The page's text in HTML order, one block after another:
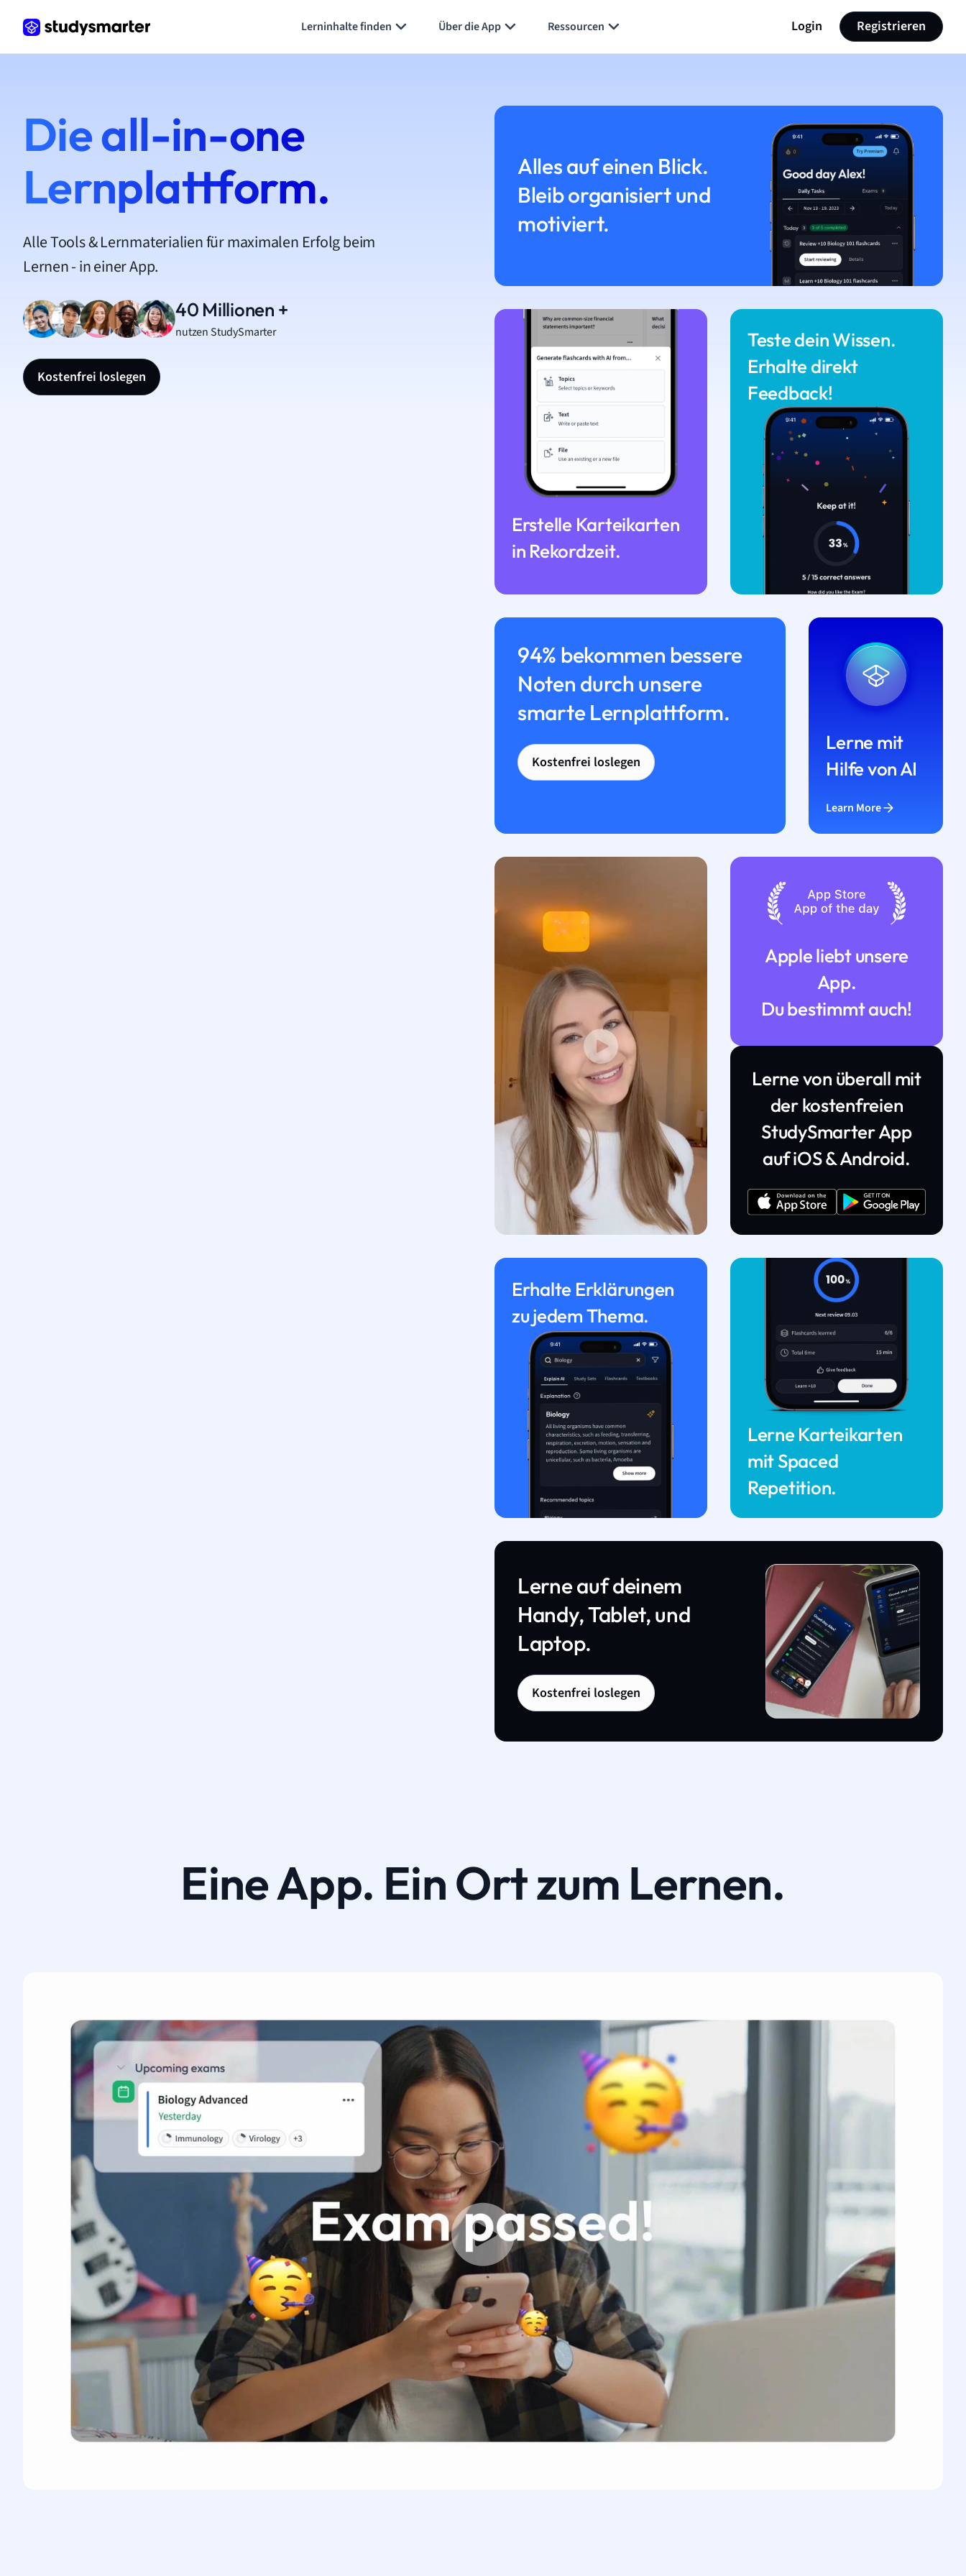
Lerninhalte finden Über die App Ressourcen Login Registrieren
Die all-in-one
Lernplattform.
Alle Tools & Lernmaterialien für maximalen Erfolg beim
Lernen - in einer App.
40 Millionen +
nutzen StudySmarter
Kostenfrei loslegen
Alles auf einen Blick.
Bleib organisiert und
motiviert.
Erstelle Karteikarten
in Rekordzeit.
Teste dein Wissen.
Erhalte direkt
Feedback!
94% bekommen bessere
Noten durch unsere
smarte Lernplattform.
Kostenfrei loslegen
Lerne mit
Hilfe von AI
Learn More
Apple liebt unsere
App.
Du bestimmt auch!
Lerne von überall mit
der kostenfreien
StudySmarter App
auf iOS & Android.
Erhalte Erklärungen
zu jedem Thema.
Lerne Karteikarten
mit Spaced
Repetition.
Lerne auf deinem
Handy, Tablet, und
Laptop.
Kostenfrei loslegen
Eine App. Ein Ort zum Lernen.